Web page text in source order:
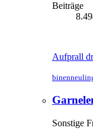
Beiträge
Aufprall
Sonstige